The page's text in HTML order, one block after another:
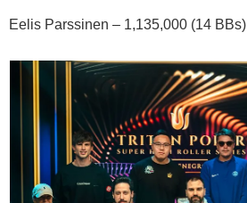
Eelis Parssinen – 1,135,000 (14 BBs)